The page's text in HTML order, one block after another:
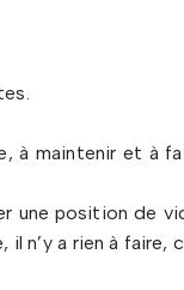
à maintenir et à
position de
n’y a rien à